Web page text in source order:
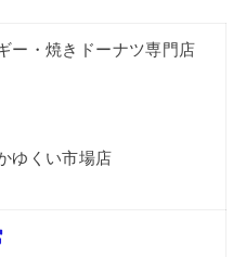
ー・焼きドーナツ専門店
ゆくい市場店